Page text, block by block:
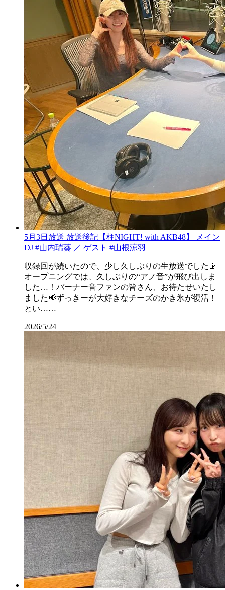
5月3日放送 放送後記【柱NIGHT! with AKB48】 メイン
DJ #山内瑞葵 ／ ゲスト #山根涼羽
収録回が続いたので、少し久しぶりの生放送でした📡
オープニングでは、久しぶりの“アノ音”が飛び出しま
した…！バーナー音ファンの皆さん、お待たせいたし
ました📢ずっきーが大好きなチーズのかき氷が復活！
とい……
2026/5/24